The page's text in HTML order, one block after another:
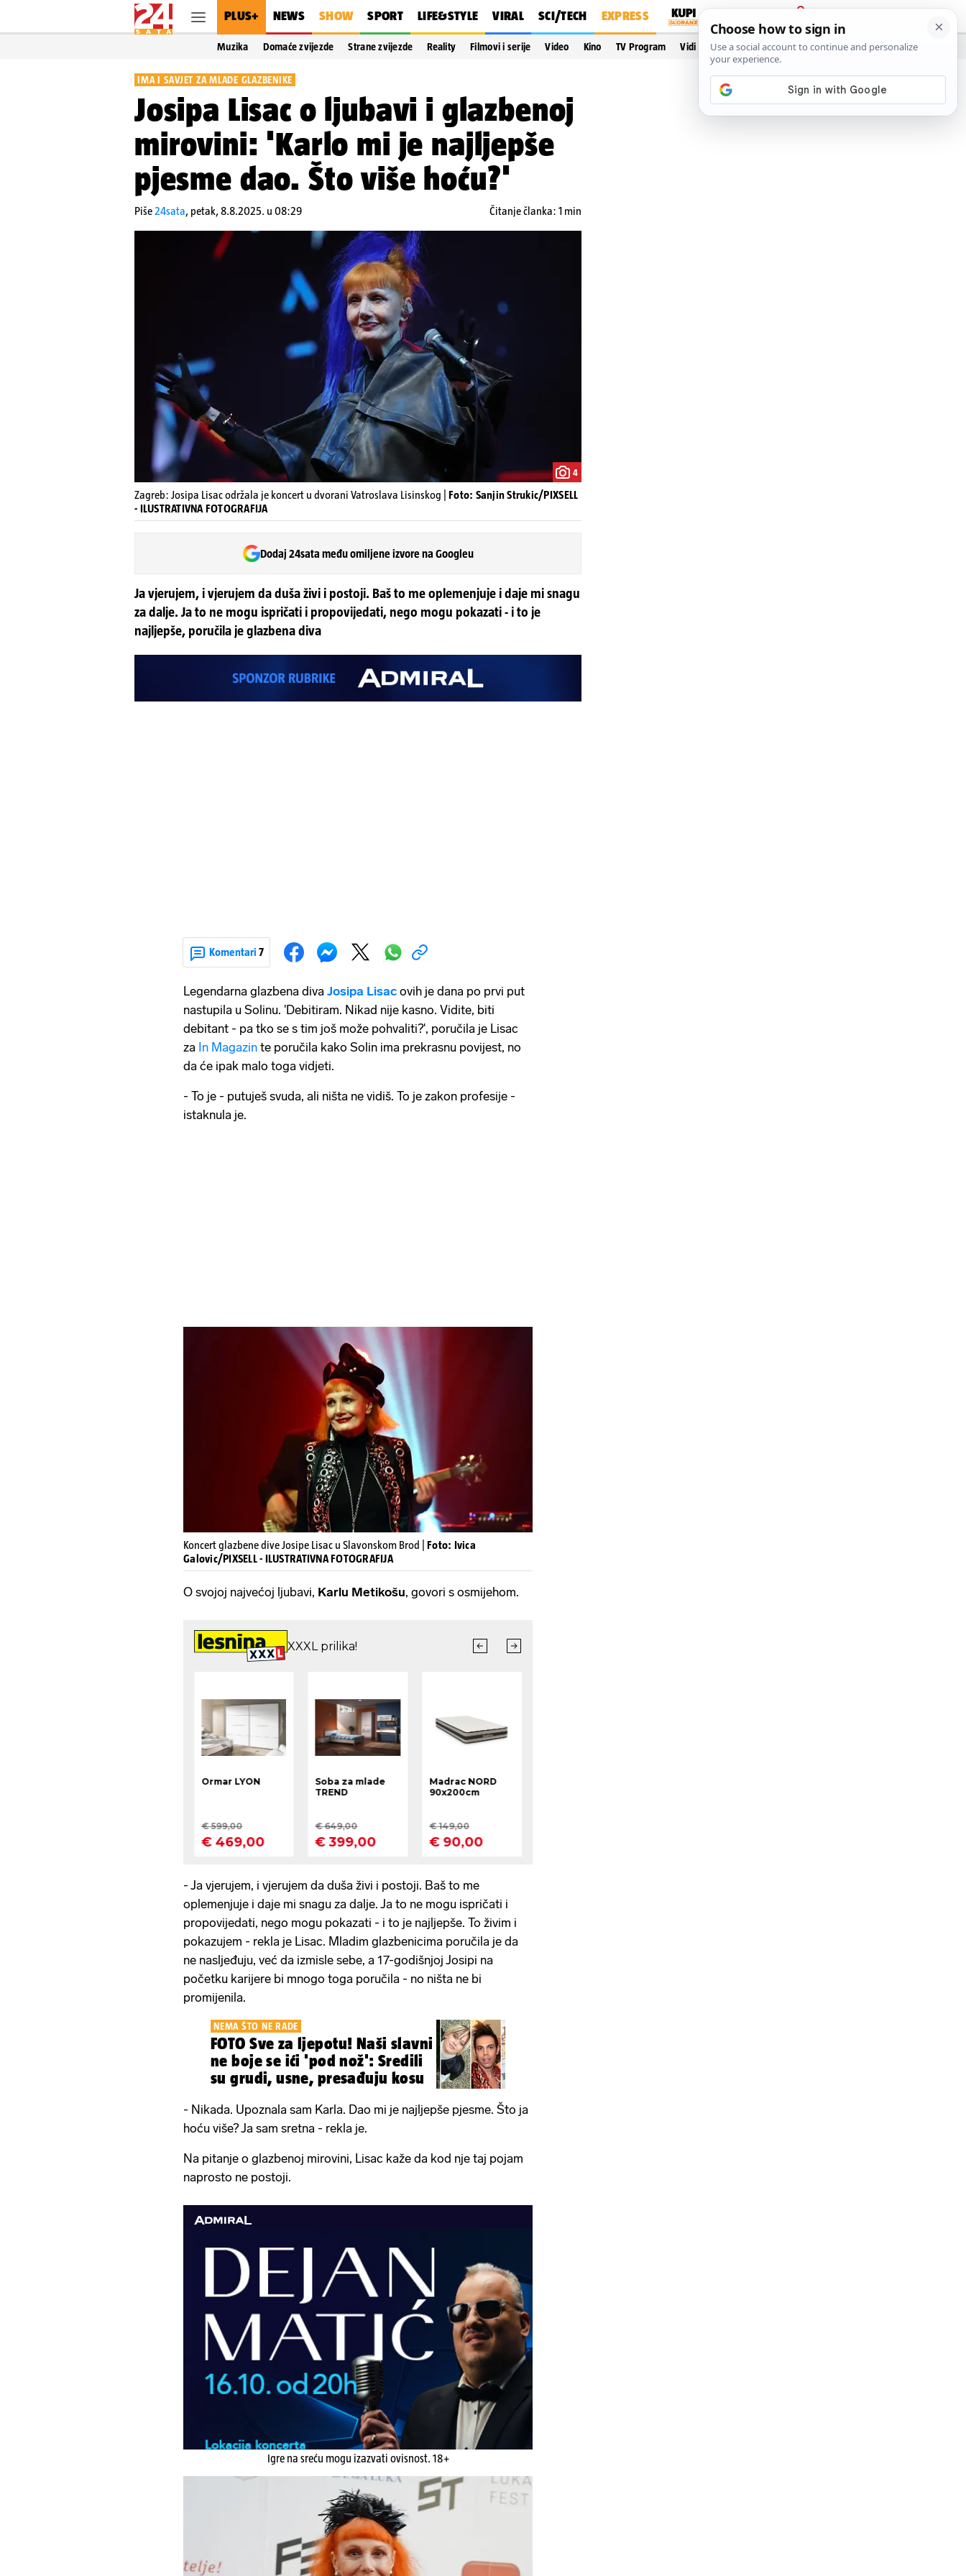
PLUS+ NEWS SHOW SPORT LIFE&STYLE VIRAL SCI/TECH EXPRESS
PRIJAVA
Muzika Domaće zvijezde Strane zvijezde Reality Filmovi i serije Video Kino TV Program Vidi još…
IMA I SAVJET ZA MLADE GLAZBENIKE
Josipa Lisac o ljubavi i glazbenoj
mirovini: 'Karlo mi je najljepše
pjesme dao. Što više hoću?'
Piše24sata, petak, 8.8.2025. u 08:29 Čitanje članka: 1 min
4
Zagreb: Josipa Lisac održala je koncert u dvorani Vatroslava Lisinskog | Foto: Sanjin Strukic/PIXSELL
- ILUSTRATIVNA FOTOGRAFIJA
Dodaj 24sata među omiljene izvore na Googleu
Ja vjerujem, i vjerujem da duša živi i postoji. Baš to me oplemenjuje i daje mi snagu
za dalje. Ja to ne mogu ispričati i propovijedati, nego mogu pokazati - i to je
najljepše, poručila je glazbena diva
Komentari 7
Legendarna glazbena diva Josipa Lisac ovih je dana po prvi put
nastupila u Solinu. 'Debitiram. Nikad nije kasno. Vidite, biti
debitant - pa tko se s tim još može pohvaliti?', poručila je Lisac
za In Magazin te poručila kako Solin ima prekrasnu povijest, no
da će ipak malo toga vidjeti.
- To je - putuješ svuda, ali ništa ne vidiš. To je zakon profesije -
istaknula je.
Koncert glazbene dive Josipe Lisac u Slavonskom Brod | Foto: Ivica
Galovic/PIXSELL - ILUSTRATIVNA FOTOGRAFIJA
O svojoj najvećoj ljubavi, Karlu Metikošu, govori s osmijehom.
- Ja vjerujem, i vjerujem da duša živi i postoji. Baš to me
oplemenjuje i daje mi snagu za dalje. Ja to ne mogu ispričati i
propovijedati, nego mogu pokazati - i to je najljepše. To živim i
pokazujem - rekla je Lisac. Mladim glazbenicima poručila je da
ne nasljeđuju, već da izmisle sebe, a 17-godišnjoj Josipi na
početku karijere bi mnogo toga poručila - no ništa ne bi
promijenila.
NEMA ŠTO NE RADE
FOTO Sve za ljepotu! Naši slavni
ne boje se ići 'pod nož': Sredili
su grudi, usne, presađuju kosu
- Nikada. Upoznala sam Karla. Dao mi je najljepše pjesme. Što ja
hoću više? Ja sam sretna - rekla je.
Na pitanje o glazbenoj mirovini, Lisac kaže da kod nje taj pojam
naprosto ne postoji.
Igre na sreću mogu izazvati ovisnost. 18+